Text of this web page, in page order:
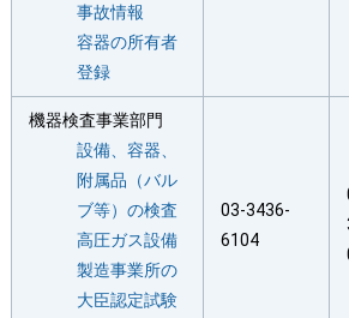
事故情報
容器の所有者
登録
機器検査事業部門
設備、容器、
附属品（バル
ブ等）の検査
高圧ガス設備
製造事業所の
大臣認定試験
03-3436-
6104